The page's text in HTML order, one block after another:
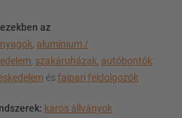
az
alumínium /
szakáruházak autóbontók
és faipari feldolgozók
karos állványok